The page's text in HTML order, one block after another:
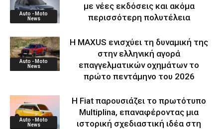
Auto - Moto
News
με νέες εκδόσεις και ακόμα
περισσότερη πολυτέλεια
Auto - Moto
News
Η MAXUS ενισχύει τη δυναμική της
στην ελληνική αγορά
επαγγελματικών οχημάτων το
πρώτο πεντάμηνο του 2026
Auto - Moto
News
Η Fiat παρουσιάζει το πρωτότυπο
Multiplina, επαναφέροντας μια
ιστορική σχεδιαστική ιδέα στη